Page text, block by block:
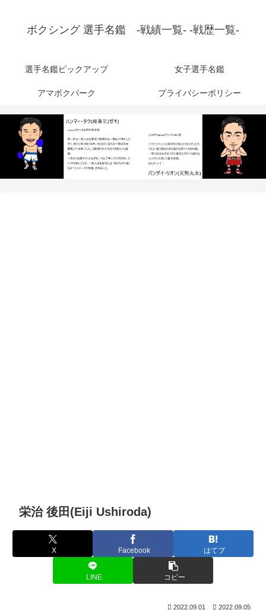
ボクシング 選手名鑑 -戦績一覧- -戦歴一覧-
選手名鑑ピックアップ 女子選手名鑑
アマボクパーク プライバシーポリシー
栄治 後田(Eiji Ushiroda)
X Facebook はてブ
LINE コピー
2022.09.01 2022.09.05